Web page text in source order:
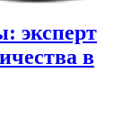
эксперт
в